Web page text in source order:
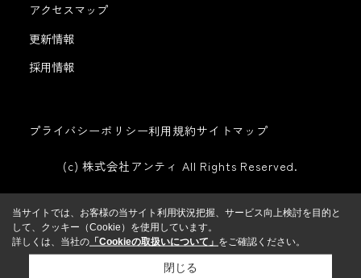
アクセスマップ
更新情報
採用情報
プライバシーポリシー利用規約サイトマップ
(c) 株式会社アンティ All Rights Reserved.
当サイトでは、お客様の当サイト利用状況把握、サービス向上検討を目的と
して、クッキー（Cookie）を使用しています。
詳しくは、当社の 「Cookieの取扱いについて」 をご確認ください。
閉じる